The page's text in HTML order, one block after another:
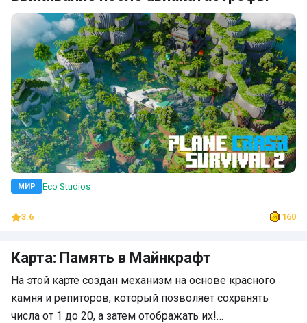
МИР Eco Studios
3.6 160
Карта: Память в Майнкрафт
На этой карте создан механизм на основе красного
камня и репиторов, который позволяет сохранять
числа от 1 до 20, а затем отображать их!…